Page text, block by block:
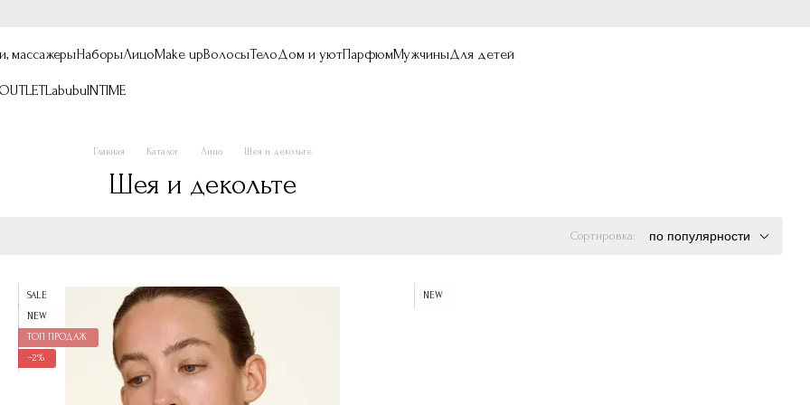
массажерыНаборыЛицоMake upВолосыТелоДом и уютПарфюмМужчиныДля детей
OUTLETLabubuINTIME
Главная Каталог Лицо Шея и декольте
Шея и декольте
Сортировка: по популярности
SALE
NEW
ТОП ПРОДАЖ
−2%
NEW